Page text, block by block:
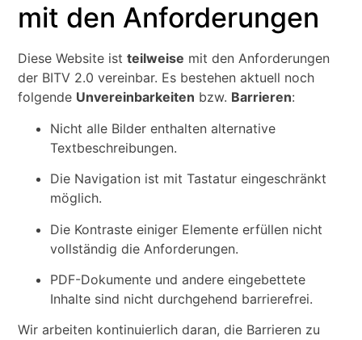
mit den Anforderungen
Diese Website istteilweise mit den Anforderungen
der BITV 2.0 vereinbar. Es bestehen aktuell noch
folgende Unvereinbarkeiten bzw. Barrieren:
Nicht alle Bilder enthalten alternative
Textbeschreibungen.
Die Navigation ist mit Tastatur eingeschränkt
möglich.
Die Kontraste einiger Elemente erfüllen nicht
vollständig die Anforderungen.
PDF-Dokumente und andere eingebettete
Inhalte sind nicht durchgehend barrierefrei.
Wir arbeiten kontinuierlich daran, die Barrieren zu